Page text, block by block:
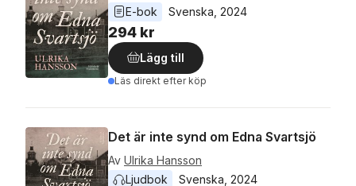
E-bok
Svenska 2024
294 kr
Lägg till
Läs direkt efter köp
Det är inte synd om Edna Svartsjö
Av Ulrika Hansson
Ljudbok
Svenska 2024